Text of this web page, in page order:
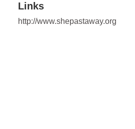
Links
http://www.shepastaway.org